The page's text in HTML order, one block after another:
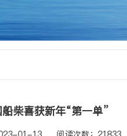
船柴喜获新年“第一单”